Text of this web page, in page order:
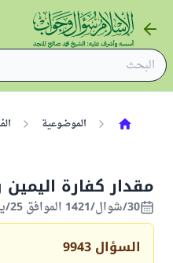
الموضوعية
مقدار كفارة
30/شوال/1421 الموافق 25/يناير/2001
السؤال 9943